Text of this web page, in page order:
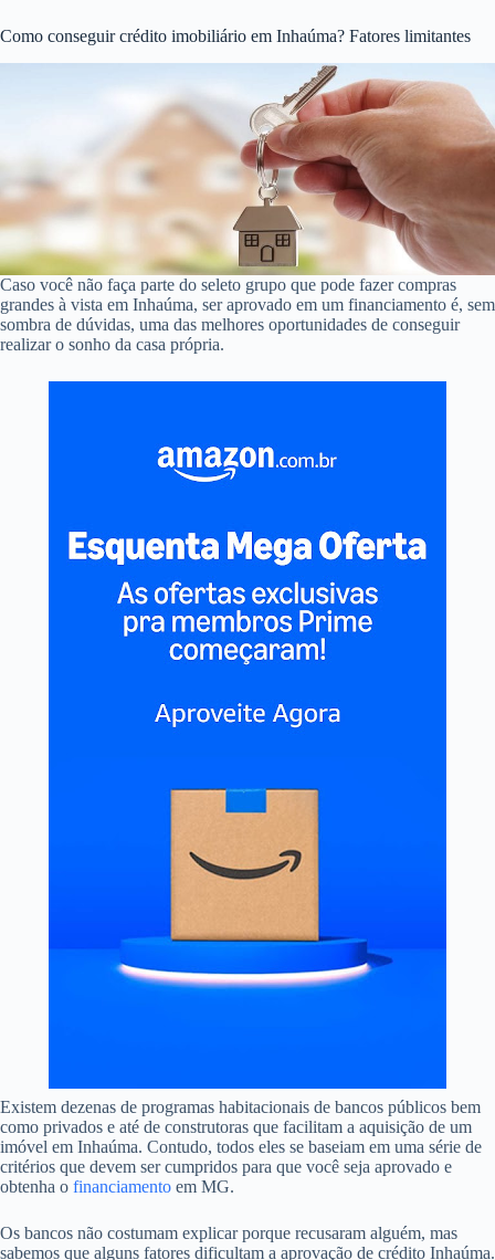
Como conseguir crédito imobiliário em Inhaúma? Fatores limitantes
Caso você não faça parte do seleto grupo que pode fazer compras
grandes à vista em Inhaúma, ser aprovado em um financiamento é, sem
sombra de dúvidas, uma das melhores oportunidades de conseguir
realizar o sonho da casa própria.
Existem dezenas de programas habitacionais de bancos públicos bem
como privados e até de construtoras que facilitam a aquisição de um
imóvel em Inhaúma. Contudo, todos eles se baseiam em uma série de
critérios que devem ser cumpridos para que você seja aprovado e
obtenha o financiamento em MG.
Os bancos não costumam explicar porque recusaram alguém, mas
sabemos que alguns fatores dificultam a aprovação de crédito Inhaúma.